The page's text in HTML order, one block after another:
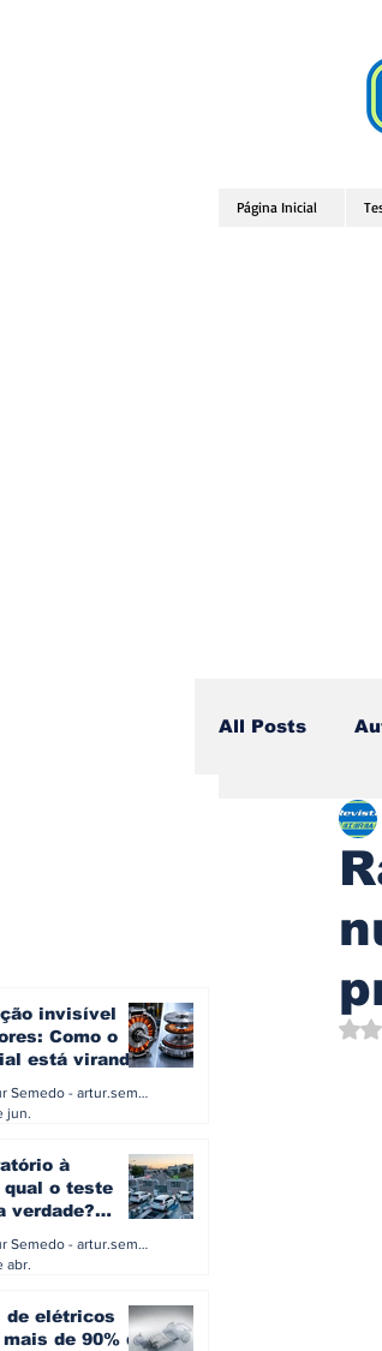
Página Inicial
invisível
Como o
está virando
Artur Semedo - artur.semedo@publiracing.pt
jun.
à
qual o teste
verdade?
Artur Semedo - artur.semedo@publiracing.pt
abr.
de elétricos
de 90% da
All Posts
Camiões
Branding
Vídeo Blog